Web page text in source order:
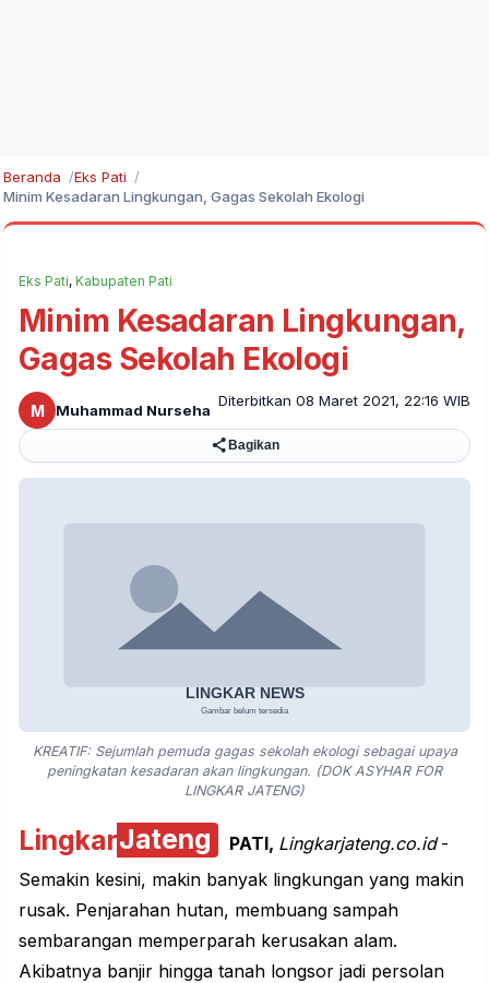
Beranda
Eks Pati
Minim Kesadaran Lingkungan, Gagas Sekolah Ekologi
Eks Pati, Kabupaten Pati
Minim Kesadaran Lingkungan,
Gagas Sekolah Ekologi
M Muhammad Nurseha
Diterbitkan 08 Maret 2021, 22:16 WIB
Bagikan
KREATIF: Sejumlah pemuda gagas sekolah ekologi sebagai upaya
peningkatan kesadaran akan lingkungan. (DOK ASYHAR FOR
LINGKAR JATENG)
LingkarJateng PATI, Lingkarjateng.co.id -
Semakin kesini, makin banyak lingkungan yang makin
rusak. Penjarahan hutan, membuang sampah
sembarangan memperparah kerusakan alam.
Akibatnya banjir hingga tanah longsor jadi persolan